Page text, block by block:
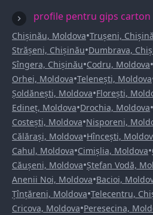
profile pentru gips carton
Chișinău, Moldova•Trușeni,
Strășeni, Chișinău•Dumbrava,
Sîngera, Chișinău•Codru, Moldova•
Orhei, Moldova•Telenești, Moldova
Șoldănești, Moldova•Florești,
Edineț, Moldova•Drochia, Moldova•
Costești, Moldova•Nisporeni,
Călărași, Moldova•Hîncești,
Cahul, Moldova•Cimișlia, Moldova•
Căușeni, Moldova•Ștefan Vodă,
Anenii Noi, Moldova•Bacioi,
Țînțăreni, Moldova•Telecentru,
Cricova, Moldova•Peresecina,